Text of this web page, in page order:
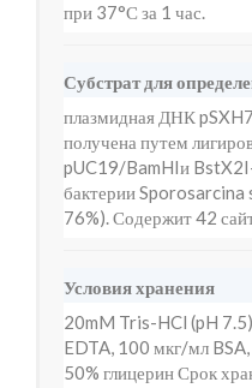
при 37°С за 1 час.
Субстрат для
плазмидная ДНК
получена путем
pUC19/BamHIи
бактерии Sporosarcina
76%). Содержит 42
Условия хранения
20mM Tris-HCl (pH
EDTA, 100 мкг/мл
50% глицерин Срок